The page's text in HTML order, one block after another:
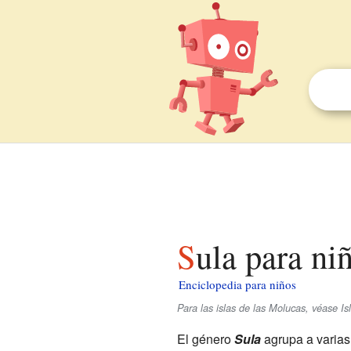
Sula para
Enciclopedia para niños
Para las islas de las Molucas, véase
El géneroSulaagrupa a